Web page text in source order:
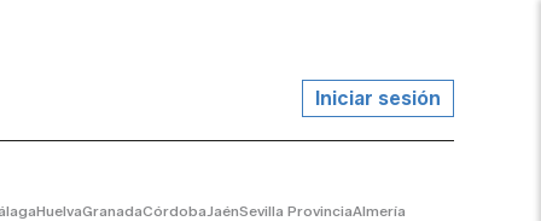
Iniciar sesión
HuelvaGranadaCórdobaJaénSevilla ProvinciaAlmería